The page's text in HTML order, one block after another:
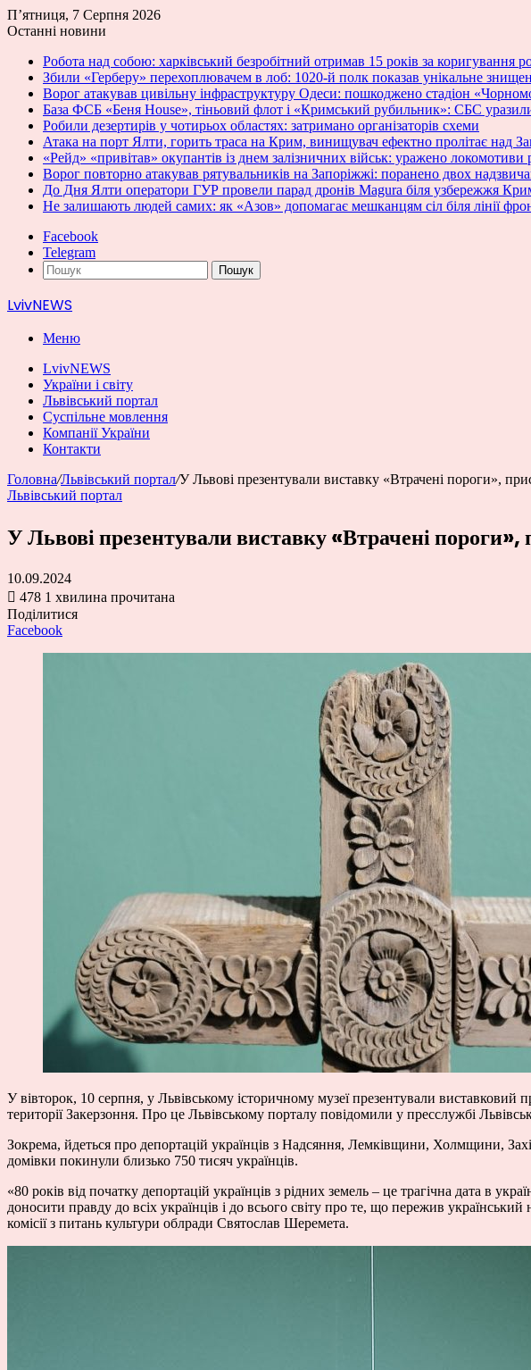
П’ятниця, 7 Серпня 2026
Останні новини
Робота над собою: харківський безробітний отримав 15 років за коригування
Збили «Герберу» перехоплювачем в лоб: 1020-й полк показав унікальне
Ворог атакував цивільну інфраструктуру Одеси: пошкоджено стадіон
База ФСБ «Беня House», тіньовий флот і «Кримський рубильник»: СБС
Робили дезертирів у чотирьох областях: затримано організаторів схеми
Атака на порт Ялти, горить траса на Крим, винищувач ефектно пролітає над
«Рейд» «привітав» окупантів із днем залізничних військ: уражено локомотиви
Ворог повторно атакував рятувальників на Запоріжжі: поранено двох
До Дня Ялти оператори ГУР провели парад дронів Magura біля узбережжя
Не залишають людей самих: як «Азов» допомагає мешканцям сіл біля лінії
Facebook
Telegram
Пошук
LvivNEWS
Меню
LvivNEWS
України і світу
Львівський портал
Суспільне мовлення
Компанії України
Контакти
Головна/Львівський портал/У Львові презентували виставку «Втрачені пороги»,
Львівський портал
У Львові презентували виставку «Втрачені
10.09.2024
478 1 хвилина прочитана
Поділитися
Facebook
У вівторок, 10 серпня, у Львівському історичному музеї презентували
території Закерзоння. Про це Львівському порталу повідомили у пресслужбі
Зокрема, йдеться про депортацій українців з Надсяння, Лемківщини, Холмщини,
домівки покинули близько 750 тисяч українців.
«80 років від початку депортацій українців з рідних земель – це трагічна дата в
доносити правду до всіх українців і до всього світу про те, що пережив
комісії з питань культури облради Святослав Шеремета.